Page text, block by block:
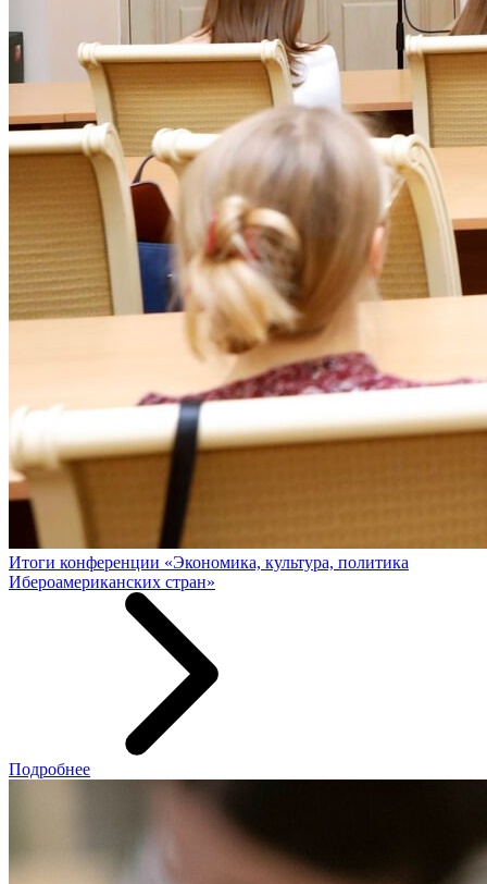
Итоги конференции «Экономика, культура, политика
Ибероамериканских стран»
Подробнее